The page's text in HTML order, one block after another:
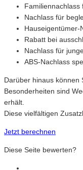
Familiennachlass
Nachlass für
Hauseigentümer-
Rabatt bei
Nachlass für
ABS-Nachlass
Darüber hinaus können
Besonderheiten sind
erhält.
Diese vielfältigen
Jetzt berechnen
Diese Seite bewerten?